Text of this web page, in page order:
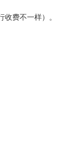
收费不一样）。